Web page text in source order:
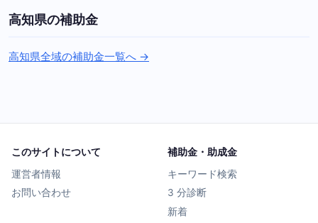
高知県の補助金
高知県全域の補助金一覧へ →
このサイトについて
運営者情報
お問い合わせ
補助金・助成金
キーワード検索
3 分診断
新着